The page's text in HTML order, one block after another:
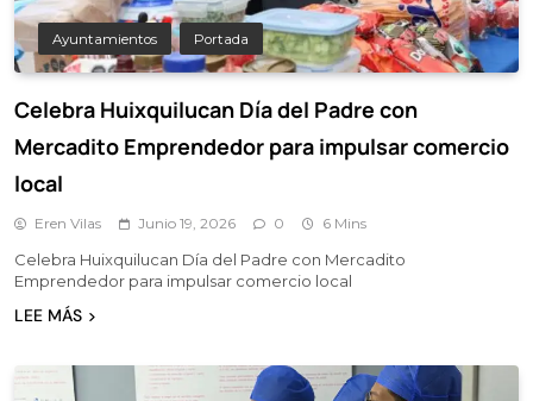
Ayuntamientos Portada
Celebra Huixquilucan Día del Padre con
Mercadito Emprendedor para impulsar comercio
local
Eren Vilas Junio 19, 2026 0 6 Mins
Celebra Huixquilucan Día del Padre con Mercadito
Emprendedor para impulsar comercio local
LEE MÁS